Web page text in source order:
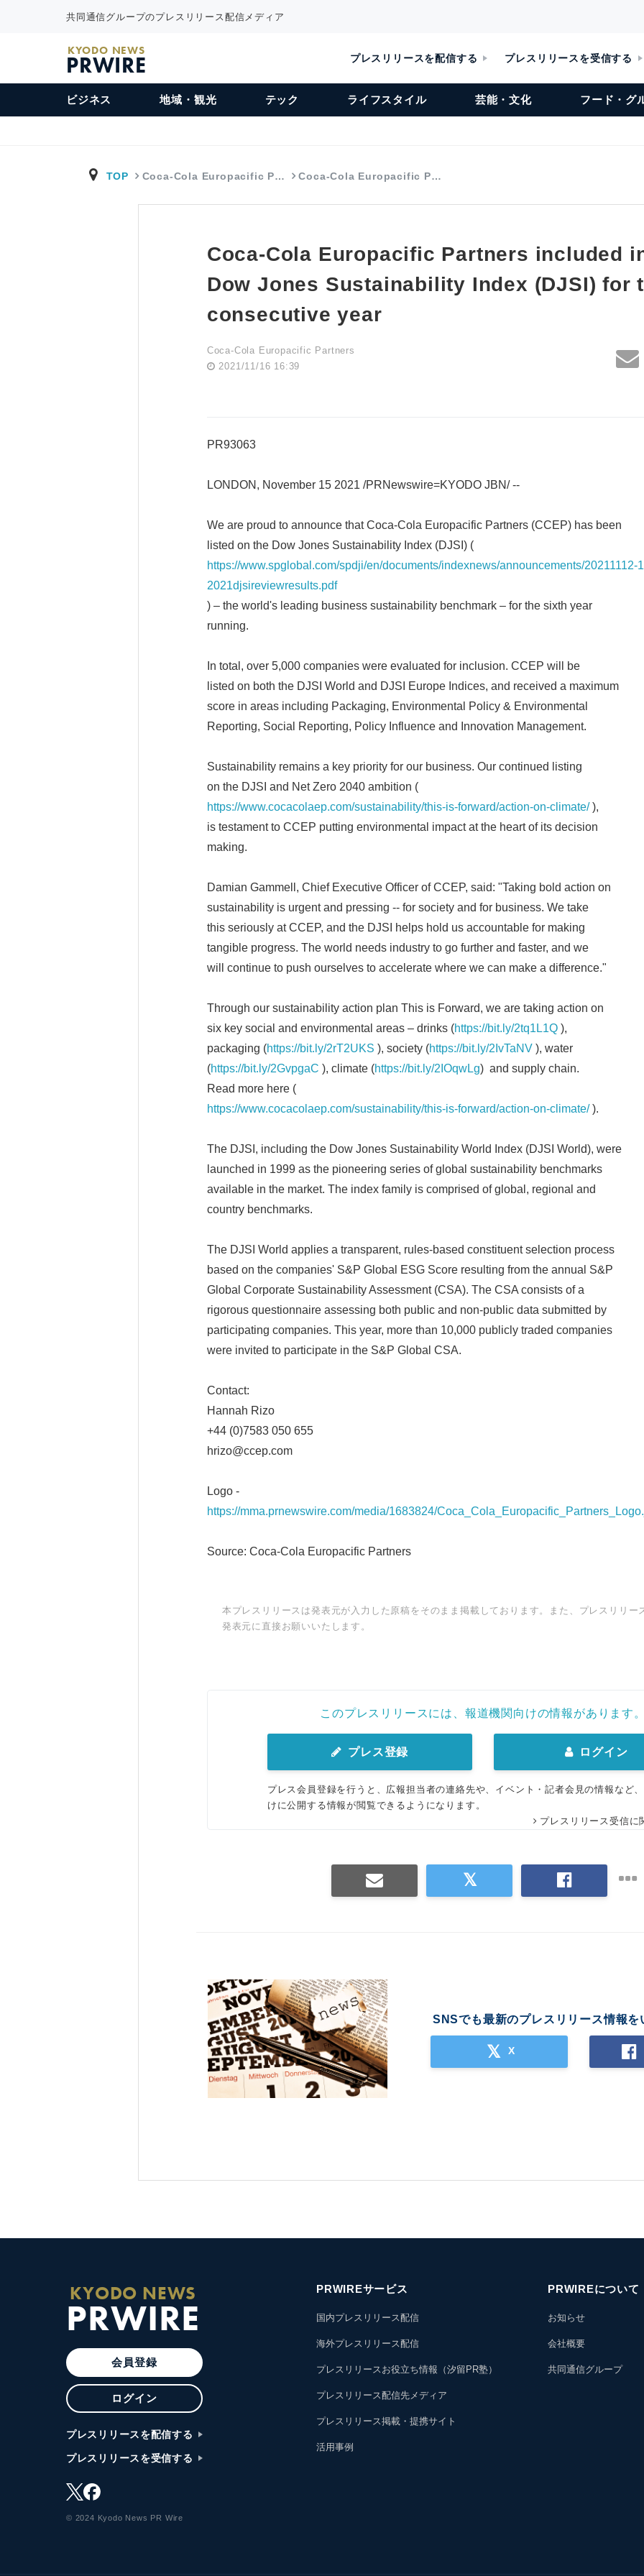
共同通信グループのプレスリリース配信メディア
KYODO NEWS
PRWIRE プレスリリースを配信する プレスリリースを受信する
ビジネス 地域・観光 テック ライフスタイル 芸能・文化 フード・グ
TOP Coca-Cola Europacific P… Coca-Cola Europacific P…
Coca-Cola Europacific Partners included
Dow Jones Sustainability Index (DJSI) for
consecutive year
Coca-Cola Europacific Partners
2021/11/16 16:39
PR93063
LONDON, November 15 2021 /PRNewswire=KYODO JBN/ --
We are proud to announce that Coca-Cola Europacific Partners (CCEP) has been
listed on the Dow Jones Sustainability Index (DJSI) (
https://www.spglobal.com/spdji/en/documents/indexnews/announcements/20211112-
2021djsireviewresults.pdf
) – the world's leading business sustainability benchmark – for the sixth year
running.
In total, over 5,000 companies were evaluated for inclusion. CCEP will be
listed on both the DJSI World and DJSI Europe Indices, and received a maximum
score in areas including Packaging, Environmental Policy & Environmental
Reporting, Social Reporting, Policy Influence and Innovation Management.
Sustainability remains a key priority for our business. Our continued listing
on the DJSI and Net Zero 2040 ambition (
https://www.cocacolaep.com/sustainability/this-is-forward/action-on-climate/),
is testament to CCEP putting environmental impact at the heart of its decision
making.
Damian Gammell, Chief Executive Officer of CCEP, said: "Taking bold action on
sustainability is urgent and pressing -- for society and for business. We take
this seriously at CCEP, and the DJSI helps hold us accountable for making
tangible progress. The world needs industry to go further and faster, and we
will continue to push ourselves to accelerate where we can make a difference."
Through our sustainability action plan This is Forward, we are taking action on
six key social and environmental areas – drinks (https://bit.ly/2tq1L1Q),
packaging (https://bit.ly/2rT2UKS ), society (https://bit.ly/2IvTaNV), water
(https://bit.ly/2GvpgaC ), climate (https://bit.ly/2IOqwLg) and supply chain.
Read more here (
https://www.cocacolaep.com/sustainability/this-is-forward/action-on-climate/).
The DJSI, including the Dow Jones Sustainability World Index (DJSI World), were
launched in 1999 as the pioneering series of global sustainability benchmarks
available in the market. The index family is comprised of global, regional and
country benchmarks.
The DJSI World applies a transparent, rules-based constituent selection process
based on the companies' S&P Global ESG Score resulting from the annual S&P
Global Corporate Sustainability Assessment (CSA). The CSA consists of a
rigorous questionnaire assessing both public and non-public data submitted by
participating companies. This year, more than 10,000 publicly traded companies
were invited to participate in the S&P Global CSA.
Contact:
Hannah Rizo
+44 (0)7583 050 655
hrizo@ccep.com
Logo -
https://mma.prnewswire.com/media/1683824/
Source: Coca-Cola Europacific Partners
本プレスリリースは発表元が入力した原稿をそのまま掲載しております。また、プレスリリー
発表元に直接お願いいたします。
このプレスリリースには、報道機関向けの情報があります
プレス登録 ログイン
プレス会員登録を行うと、広報担当者の連絡先や、イベント・記者会見の情報など
けに公開する情報が閲覧できるようになります。
プレスリリース受信に
SNSでも最新のプレスリリース情報を
X
KYODO NEWS
PRWIRE
会員登録
ログイン
プレスリリースを配信する
プレスリリースを受信する
© 2024 Kyodo News PR Wire
PRWIREサービス
国内プレスリリース配信
海外プレスリリース配信
プレスリリースお役立ち情報（汐留PR塾）
プレスリリース配信先メディア
プレスリリース掲載・提携サイト
活用事例
PRWIREについて
お知らせ
会社概要
共同通信グループ